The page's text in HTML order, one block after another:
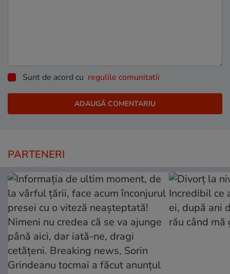
Sunt de acord cu regulile comunitatii
PARTENERI